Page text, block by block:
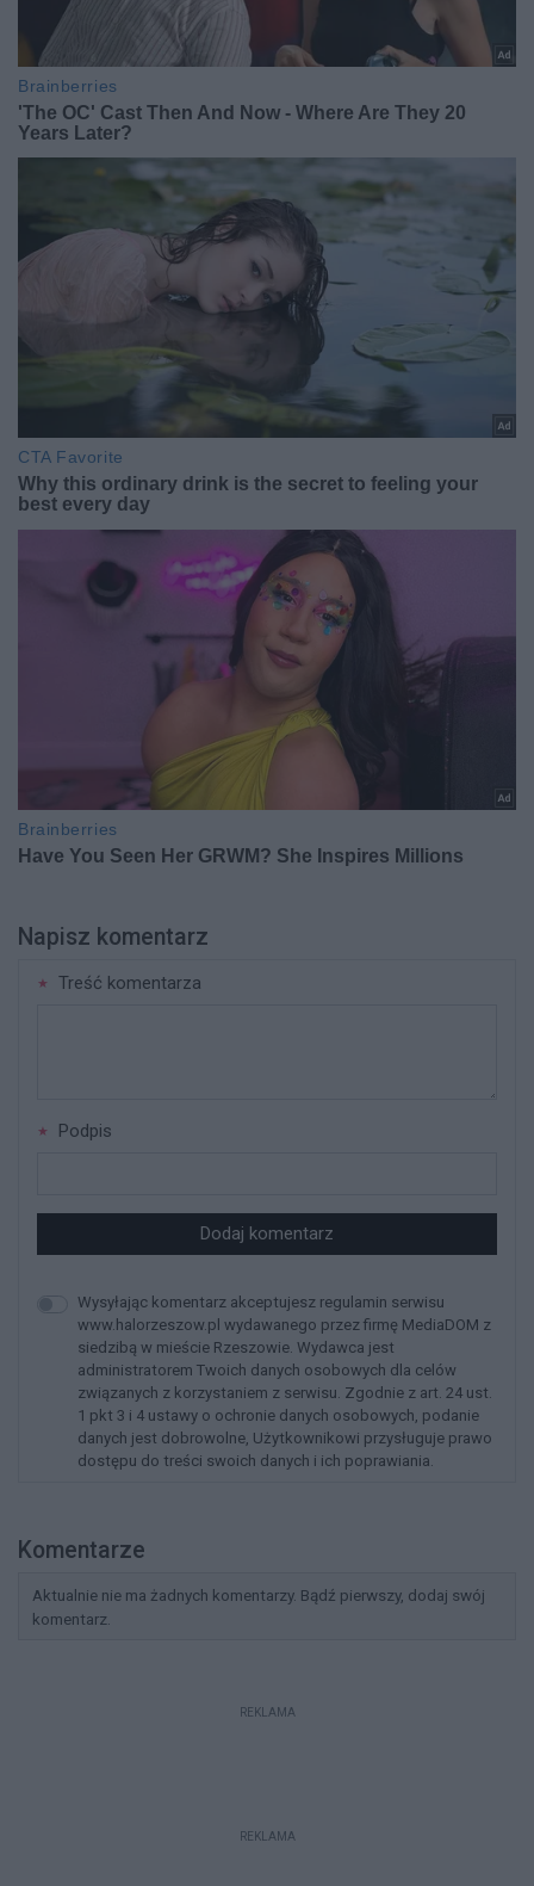
Napisz komentarz
Treść komentarza
Podpis
Dodaj komentarz
Wysyłając komentarz akceptujesz regulamin serwisu
www.halorzeszow.pl wydawanego przez firmę MediaDOM z
siedzibą w mieście Rzeszowie. Wydawca jest
administratorem Twoich danych osobowych dla celów
związanych z korzystaniem z serwisu. Zgodnie z art. 24 ust.
1 pkt 3 i 4 ustawy o ochronie danych osobowych, podanie
danych jest dobrowolne, Użytkownikowi przysługuje prawo
dostępu do treści swoich danych i ich poprawiania.
Komentarze
Aktualnie nie ma żadnych komentarzy. Bądź pierwszy, dodaj swój
komentarz.
REKLAMA
REKLAMA